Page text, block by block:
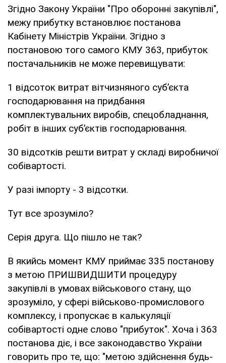
Згідно Закону України "Про оборонні закупівлі",
межу прибутку встановлює постанова
Кабінету Міністрів України. Згідно з
постановою того самого КМУ 363, прибуток
постачальників не може перевищувати:
1 відсоток витрат вітчизняного суб’єкта
господарювання на придбання
комплектувальних виробів, спецобладнання,
робіт в інших суб’єктів господарювання.
30 відсотків решти витрат у складі виробничої
собівартості.
У разі імпорту - 3 відсотки.
Тут все зрозуміло?
Серія друга. Що пішло не так?
В якийсь момент КМУ приймає 335 постанову
з метою ПРИШВИДШИТИ процедуру
закупівлі в умовах військового стану, що
зрозуміло, у сфері військово-промислового
комплексу, і пропускає в калькуляції
собівартості одне слово "прибуток". Хоча і 363
постанова діє, і все законодавство України
говорить про те, що: "метою здійснення будь-